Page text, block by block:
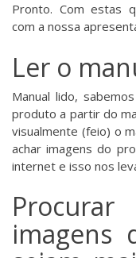
Pronto. Com estas
com a nossa
Ler o
Manual lido,
produto a partir do
visualmente (feio) o
achar imagens do
internet e isso nos
imagens